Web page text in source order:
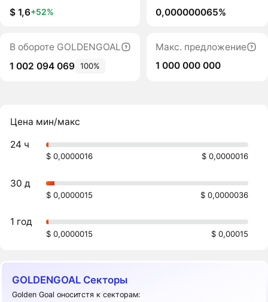
$ 1,6+52%
0,000000065%
В обороте GOLDENGOAL
1 002 094 069 100%
Макс. предложение
1 000 000 000
Цена мин/макс
24 ч
$ 0,0000016 $ 0,0000016
30 д
$ 0,0000015 $ 0,0000036
1 год
$ 0,0000015 $ 0,00015
GOLDENGOAL Секторы
Golden Goal оноситстя к секторам: